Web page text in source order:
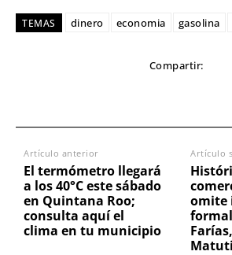
TEMAS dinero economia gasolina
Compartir:
Artículo anterior
El termómetro llegará
a los 40°C este sábado
en Quintana Roo;
consulta aquí el
clima en tu municipio
Artículo
omite